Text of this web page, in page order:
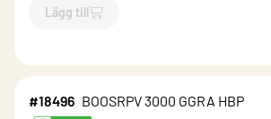
Lägg till
`$Lägg till
#18496 BOOSRPV 3000 GGRA HBP